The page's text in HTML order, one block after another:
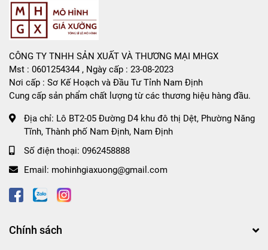
CÔNG TY TNHH SẢN XUẤT VÀ THƯƠNG MẠI MHGX
Mst : 0601254344 , Ngày cấp : 23-08-2023
Nơi cấp : Sơ Kế Hoạch và Đầu Tư Tỉnh Nam Định
Cung cấp sản phẩm chất lượng từ các thương hiệu hàng đầu.
Địa chỉ: Lô BT2-05 Đường D4 khu đô thị Dệt, Phường Năng
Tĩnh, Thành phố Nam Định, Nam Định
Số điện thoại: 0962458888
Email: mohinhgiaxuong@gmail.com
Chính sách